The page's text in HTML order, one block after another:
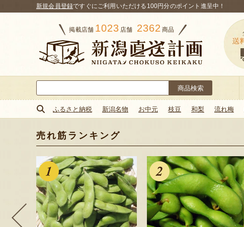
新規会員登録ですぐにご利用いただける100円分のポイント進呈中！
掲載店舗 1023 店舗 2362 商品
索:
ふるさと納税 新潟名物 お中元 枝豆 和梨 流れ梅
売れ筋ランキング